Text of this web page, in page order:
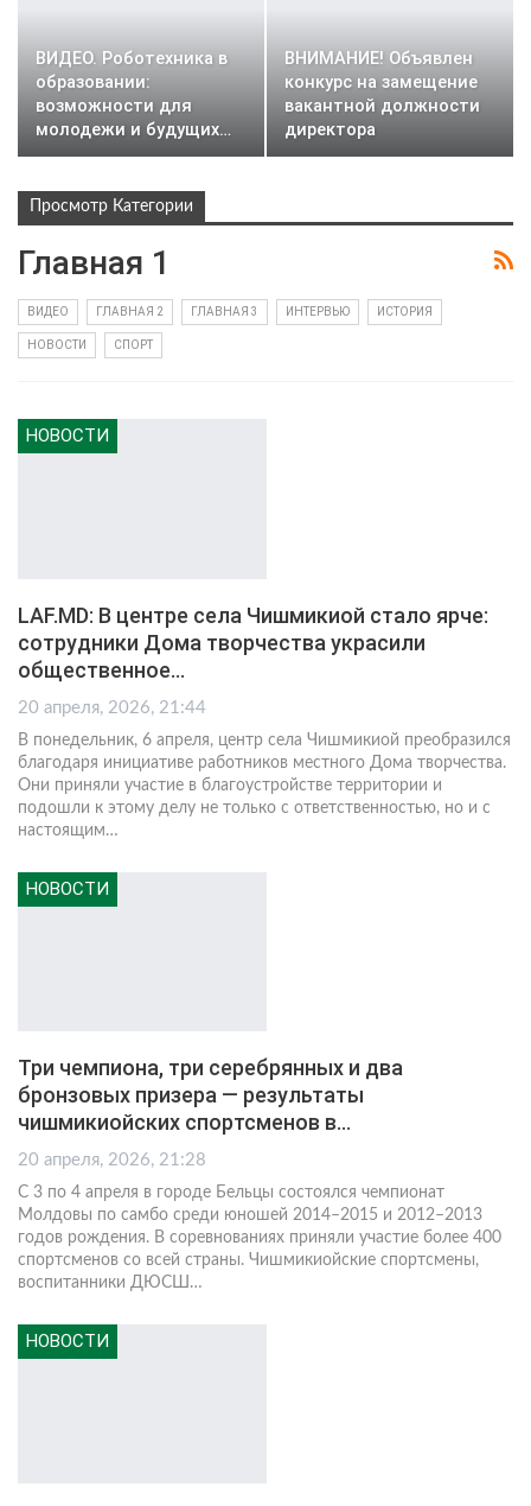
ВИДЕО. Роботехника в
образовании:
возможности для
молодежи и будущих…
ВНИМАНИЕ! Объявлен
конкурс на замещение
вакантной должности
директора
Просмотр Категории
Главная 1
ВИДЕО ГЛАВНАЯ 2 ГЛАВНАЯ 3 ИНТЕРВЬЮ ИСТОРИЯ
НОВОСТИ СПОРТ
НОВОСТИ
LAF.MD: В центре села Чишмикиой стало ярче:
сотрудники Дома творчества украсили
общественное…
20 апреля, 2026, 21:44
В понедельник, 6 апреля, центр села Чишмикиой преобразился
благодаря инициативе работников местного Дома творчества.
Они приняли участие в благоустройстве территории и
подошли к этому делу не только с ответственностью, но и с
настоящим…
НОВОСТИ
Три чемпиона, три серебрянных и два
бронзовых призера — результаты
чишмикиойских спортсменов в…
20 апреля, 2026, 21:28
С 3 по 4 апреля в городе Бельцы состоялся чемпионат
Молдовы по самбо среди юношей 2014–2015 и 2012–2013
годов рождения. В соревнованиях приняли участие более 400
спортсменов со всей страны. Чишмикиойские спортсмены,
воспитанники ДЮСШ …
НОВОСТИ